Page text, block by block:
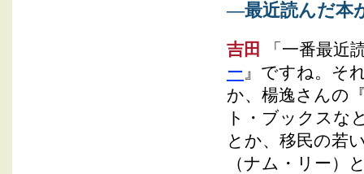
―最近読んだ本
吉田
「一番最近
ー』ですね。そ
か、楊逸さんの
ト・ブックスな
とか、移民の若
（ナム・リー）